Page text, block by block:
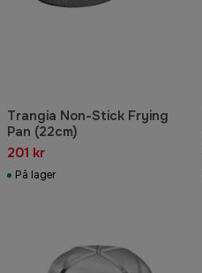
Trangia Non-Stick Frying
Pan (22cm)
201 kr
På lager